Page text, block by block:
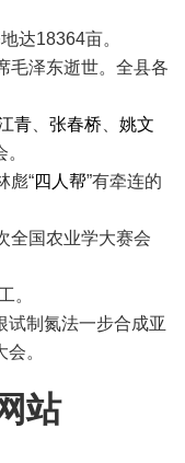
达18364亩。
毛泽东逝世。全县各
青 张春桥
姚文
彪“四人帮”有牵连的
全国农业学大赛会
。
试制氮法一步合成亚
。
站